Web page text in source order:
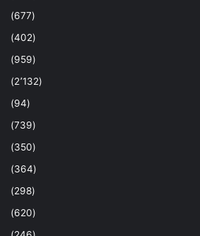
(677)
(402)
(959)
(2٬132)
(94)
(739)
(350)
(364)
(298)
(620)